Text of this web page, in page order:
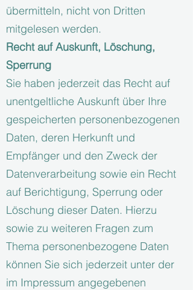
übermitteln, nicht von Dritten
mitgelesen werden.
Recht auf Auskunft, Löschung,
Sperrung
Sie haben jederzeit das Recht auf
unentgeltliche Auskunft über Ihre
gespeicherten personenbezogenen
Daten, deren Herkunft und
Empfänger und den Zweck der
Datenverarbeitung sowie ein Recht
auf Berichtigung, Sperrung oder
Löschung dieser Daten. Hierzu
sowie zu weiteren Fragen zum
Thema personenbezogene Daten
können Sie sich jederzeit unter der
im Impressum angegebenen